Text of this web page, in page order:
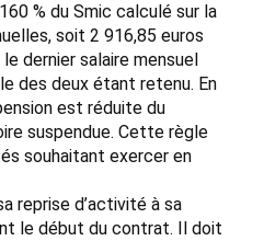
% du Smic calculé sur la
soit 2 916,85 euros
dernier salaire mensuel
des deux étant retenu. En
est réduite du
suspendue. Cette règle
souhaitant exercer en
reprise d’activité à sa
le début du contrat. Il doit